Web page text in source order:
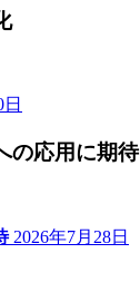
の応用に期待
2026年7月28日